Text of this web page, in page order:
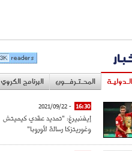
المحـتـرفــون البرنامج الكروي
16:30
- 2021/09/22
إيفنبيرغ: "تمديد عقدي كيميتش
وغوريتزكا رسالة لأوروبا"